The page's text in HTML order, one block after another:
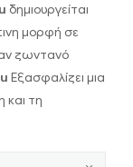
δημιουργείται
μορφή σε
ζωντανό
Εξασφαλίζει μια
και τη